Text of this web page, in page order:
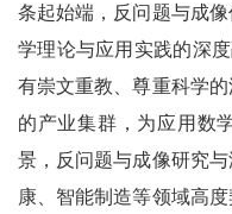
条起始端，反问题与成
学理论与应用实践的深
有崇文重教、尊重科学
的产业集群，为应用数
景，反问题与成像研究
康、智能制造等领域高